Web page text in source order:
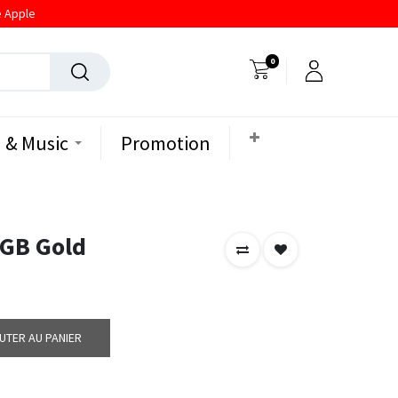
Apple
0
& Music Promotion
Gold
AU PANIER